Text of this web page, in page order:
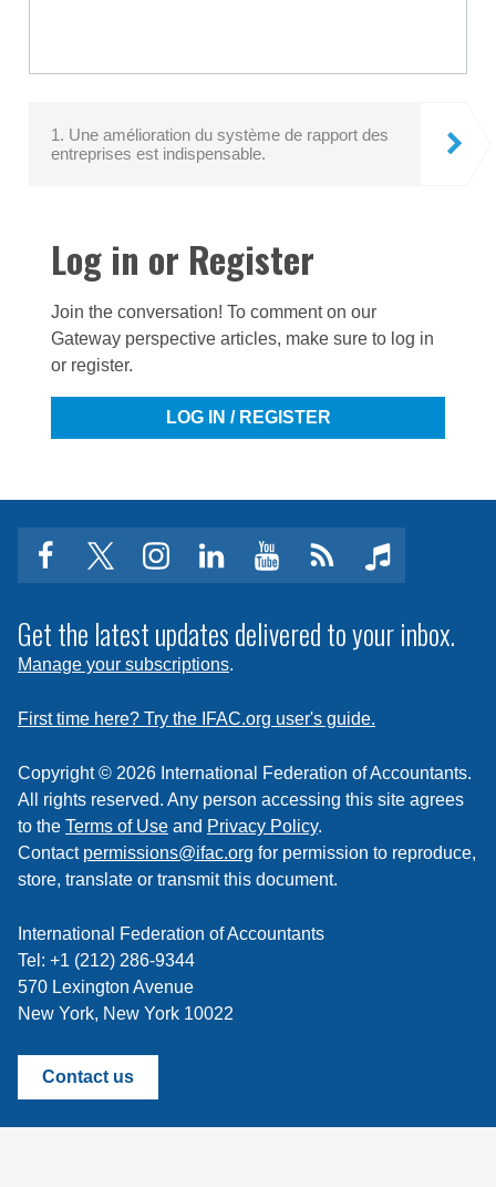
1. Une amélioration du système de rapport des
entreprises est indispensable.
Log in or Register
Join the conversation! To comment on our
Gateway perspective articles, make sure to log in
or register.
LOG IN / REGISTER
facebooktwitterinstagram
linkedinyoutubeClick
subscribe
to
feed
music
Get the latest updates delivered to your inbox.
Manage your subscriptions.
First time here? Try the IFAC.org user's guide.
Copyright © 2026 International Federation of Accountants.
All rights reserved. Any person accessing this site agrees
to the Terms of Use and Privacy Policy.
Contact permissions@ifac.org for permission to reproduce,
store, translate or transmit this document.
International Federation of Accountants
Tel: +1 (212) 286-9344
570 Lexington Avenue
New York, New York 10022
Contact us